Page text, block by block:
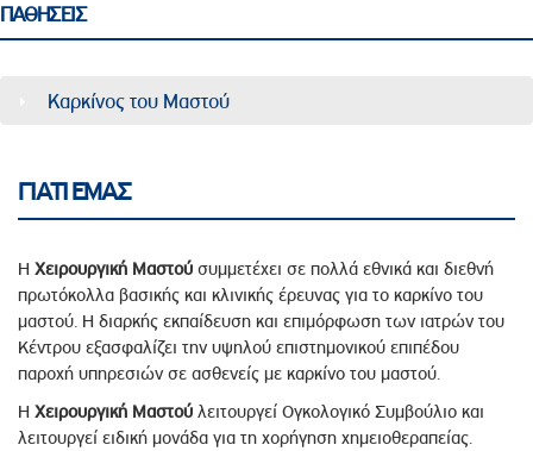
ΠΑΘΗΣΕΙΣ
Καρκίνος του Μαστού
ΓΙΑΤΙ ΕΜΑΣ
Η Χειρουργική Μαστού συμμετέχει σε πολλά εθνικά και διεθνή
πρωτόκολλα βασικής και κλινικής έρευνας για το καρκίνο του
μαστού. Η διαρκής εκπαίδευση και επιμόρφωση των ιατρών του
Κέντρου εξασφαλίζει την υψηλού επιστημονικού επιπέδου
παροχή υπηρεσιών σε ασθενείς με καρκίνο του μαστού.
Η Χειρουργική Μαστού λειτουργεί Ογκολογικό Συμβούλιο και
λειτουργεί ειδική μονάδα για τη χορήγηση χημειοθεραπείας.